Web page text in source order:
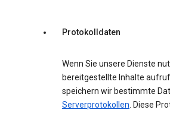
Protokolldaten
Wenn Sie unsere Dienste
bereitgestellte Inhalte
speichern wir bestimmte
Serverprotokollen. Diese